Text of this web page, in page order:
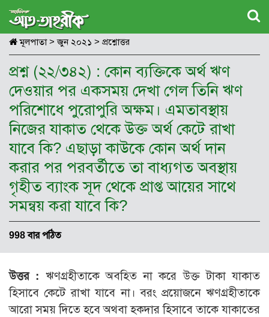
মূলপাতা> জুন ২০২১ > প্রশ্নোত্তর
প্রশ্ন (২২/৩৪২) : কোন ব্যক্তিকে অর্থ ঋণ
দেওয়ার পর একসময় দেখা গেল তিনি ঋণ
পরিশোধে পুরোপুরি অক্ষম। এমতাবস্থায়
নিজের যাকাত থেকে উক্ত অর্থ কেটে রাখা
যাবে কি? এছাড়া কাউকে কোন অর্থ দান
করার পর পরবর্তীতে তা বাধ্যগত অবস্থায়
গৃহীত ব্যাংক সূদ থেকে প্রাপ্ত আয়ের সাথে
সমন্বয় করা যাবে কি?
998 বার পঠিত
উত্তর : ঋণগ্রহীতাকে অবহিত না করে উক্ত টাকা যাকাত
হিসাবে কেটে রাখা যাবে না। বরং প্রয়োজনে ঋণগ্রহীতাকে
আরো সময় দিতে হবে অথবা হকদার হিসাবে তাকে যাকাতের